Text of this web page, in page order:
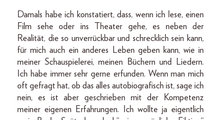
Damals habe ich konstatiert, dass, wenn ich lese, einen
Film sehe oder ins Theater gehe, es neben der
Realität, die so unverrückbar und schrecklich sein kann,
für mich auch ein anderes Leben geben kann, wie in
meiner Schauspielerei, meinen Büchern und Liedern.
Ich habe immer sehr gerne erfunden. Wenn man mich
oft gefragt hat, ob das alles autobiografisch ist, sage ich
nein, es ist aber geschrieben mit der Kompetenz
meiner eigenen Erfahrungen. Ich wollte ja eigentlich